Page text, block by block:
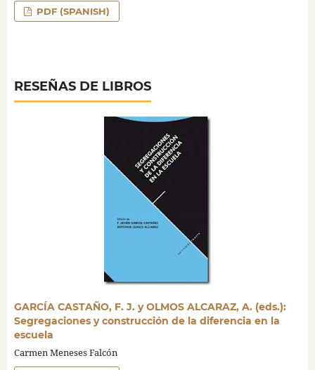
PDF (SPANISH)
RESEÑAS DE LIBROS
GARCÍA CASTAÑO, F. J. y OLMOS ALCARAZ, A. (eds.):
Segregaciones y construcción de la diferencia en la
escuela
Carmen Meneses Falcón